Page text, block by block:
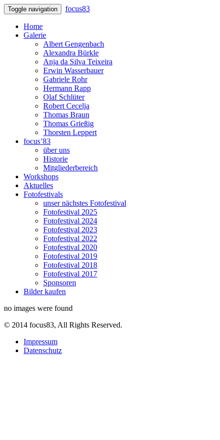
Toggle navigation focus83
Home
Galerie
Albert Gengenbach
Alexandra Bürkle
Anja da Silva Teixeira
Erwin Wasserbauer
Gabriele Rohr
Hermann Rapp
Olaf Schlüter
Robert Cecelja
Thomas Braun
Thomas Grießig
Thorsten Leppert
focus’83
über uns
Historie
Mitgliederbereich
Workshops
Aktuelles
Fotofestivals
unser nächstes Fotofestival
Fotofestival 2025
Fotofestival 2024
Fotofestival 2023
Fotofestival 2022
Fotofestival 2020
Fotofestival 2019
Fotofestival 2018
Fotofestival 2017
Sponsoren
Bilder kaufen
no images were found
© 2014 focus83, All Rights Reserved.
Impressum
Datenschutz